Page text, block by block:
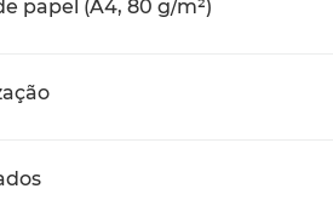
papel (A4, 80 g/m²)